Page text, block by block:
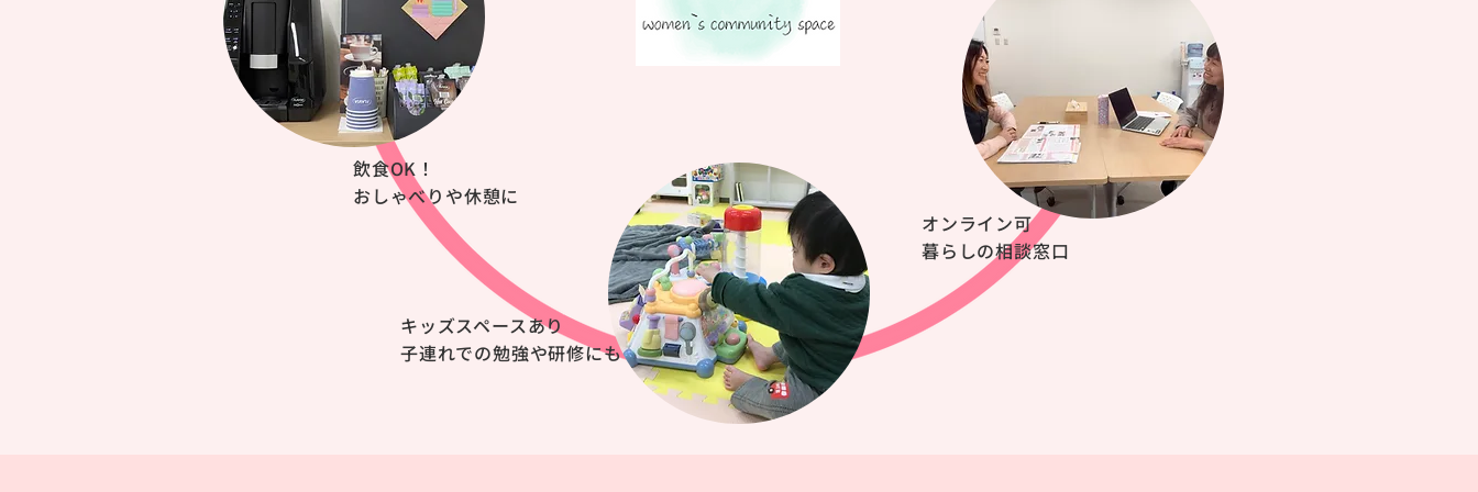
飲食OK！
おしゃべりや休憩に
オンライン可
暮らしの相談窓口
キッズスペースあり
子連れでの勉強や研修にも